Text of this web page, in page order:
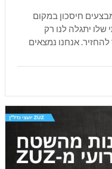
חיסכון במקום
שלו יתגלה לנו רק
אנחנו נמצאים